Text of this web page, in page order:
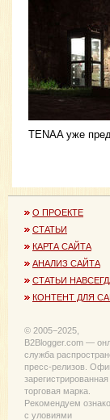
TENAA уже
О ПРОЕКТЕ
СТАТЬИ
КАРТА САЙТА
АНАЛИЗ САЙТА
СТАТЬИ
КОНТЕНТ ДЛЯ
© 2005−2025,
B2Blogger.com —
служба
пресс-релизов.
зарегистрированная
торговая марка.
Рекомендуем
с уловиями